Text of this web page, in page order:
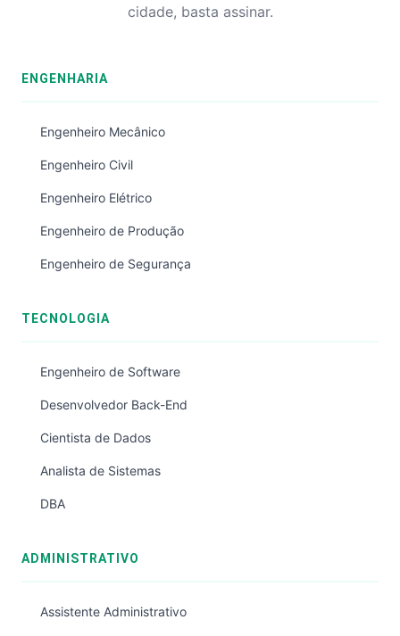
cidade, basta assinar.
ENGENHARIA
Engenheiro Mecânico
Engenheiro Civil
Engenheiro Elétrico
Engenheiro de Produção
Engenheiro de Segurança
TECNOLOGIA
Engenheiro de Software
Desenvolvedor Back-End
Cientista de Dados
Analista de Sistemas
DBA
ADMINISTRATIVO
Assistente Administrativo